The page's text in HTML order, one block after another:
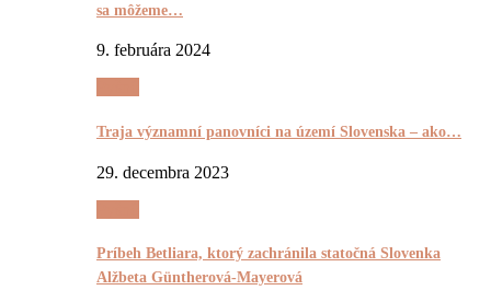
sa môžeme…
9. februára 2024
Traja významní panovníci na území Slovenska – ako…
29. decembra 2023
Príbeh Betliara, ktorý zachránila statočná Slovenka
Alžbeta Güntherová-Mayerová